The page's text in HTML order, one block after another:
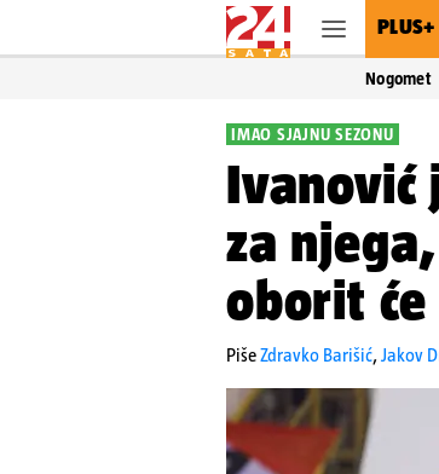
PLUS+
Nogomet
IMAO SJAJNU SEZONU
Ivanović
za
oborit
PišeZdravko Barišić,Jakov